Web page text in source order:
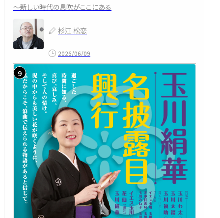
～新しい時代の息吹がここにある
杉江 松恋
2026/06/09